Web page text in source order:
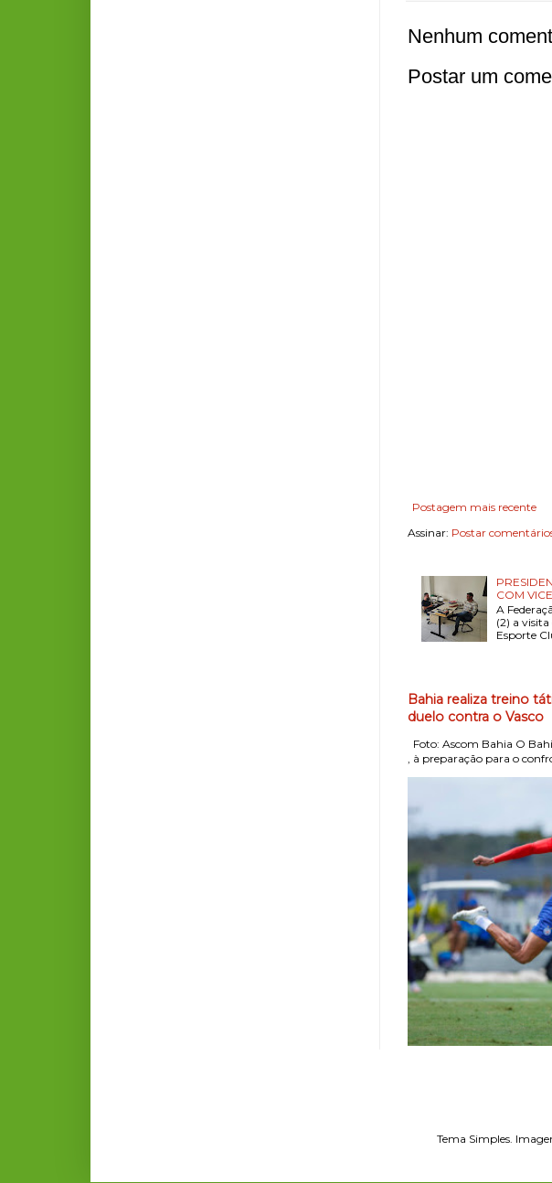
Nenhum
Postar um
Postagem mais recente
Assinar: Postar
COM
A
(2) a
Esporte
Bahia realiza treino
duelo contra o Vasco
Foto: Ascom Bahia O
, à preparação para o
Tema Simples.